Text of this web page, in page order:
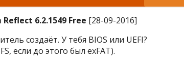
6.2.1549 Free [28-09-2016]
создаёт. У тебя BIOS или UEFI?
если до этого был exFAT).